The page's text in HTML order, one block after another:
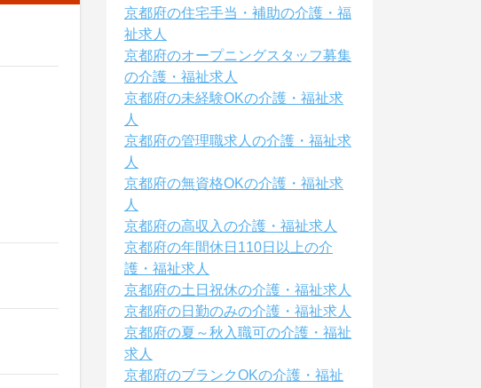
京都府の住宅手当・補助の介護・福
祉求人
京都府のオープニングスタッフ募集
の介護・福祉求人
京都府の未経験OKの介護・福祉求
人
京都府の管理職求人の介護・福祉求
人
京都府の無資格OKの介護・福祉求
人
京都府の高収入の介護・福祉求人
京都府の年間休日110日以上の介
護・福祉求人
京都府の土日祝休の介護・福祉求人
京都府の日勤のみの介護・福祉求人
京都府の夏～秋入職可の介護・福祉
求人
京都府のブランクOKの介護・福祉